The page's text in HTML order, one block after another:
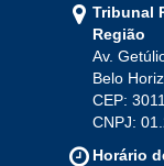
Tribunal
Região
Av.
Belo
CEP:
CNPJ:
Horário